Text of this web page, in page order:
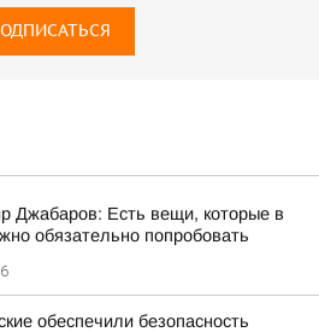
Джабаров: Есть вещи, которые в
обязательно попробовать
обеспечили безопасность